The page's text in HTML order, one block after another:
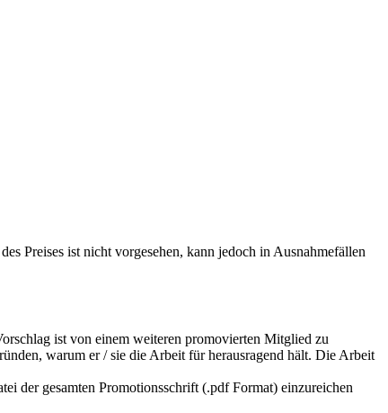
Preises ist nicht vorgesehen, kann jedoch in Ausnahmefällen
ist von einem weiteren promovierten Mitglied zu
warum er / sie die Arbeit für herausragend hält. Die Arbeit
der gesamten Promotionsschrift (.pdf Format) einzureichen